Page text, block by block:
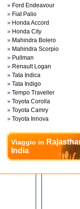
» Ford Endeavour
» Fiat Palio
» Honda Accord
» Honda City
» Mahindra Bolero
» Mahindra Scorpio
» Pullman
» Renault Logan
» Tata Indica
» Tata Indigo
» Tempo Traveller
» Toyota Corolla
» Toyota Camry
» Toyota Innova
Viaggio in
India